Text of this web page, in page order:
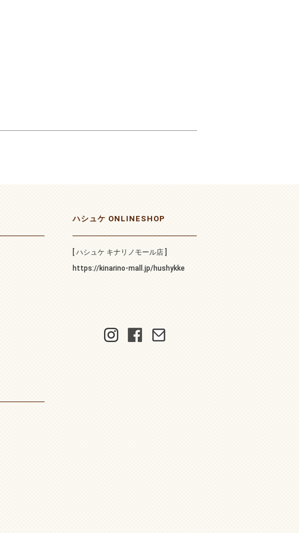
ハシュケ ONLINESHOP
[ ハシュケ キナリノモール店 ]
https://kinarino-mall.jp/hushykke